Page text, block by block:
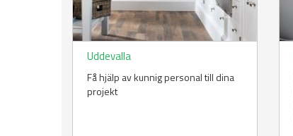
Uddevalla
Få hjälp av kunnig personal till dina
projekt